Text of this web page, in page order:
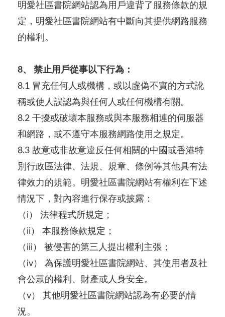
明愛社區書院網站認為用戶違背了服務條款的規
定，明愛社區書院網站有中斷向其提供網路服務
的權利。
8、 禁止用戶從事以下行為：
8.1 冒充任何人或機構，或以虛偽不實的方式訛
稱或使人誤認為與任何人或任何機構有關。
8.2 干擾或破壞本服務或與本服務相連的伺服器
和網路，或不遵守本服務網路使用之規定。
8.3 故意或非故意違反任何相關的中國或香港特
別行政區法律、法規、規章、條例等其他具有法
律效力的規範。明愛社區書院網站有權利在下述
情況下，對內容進行保存或披露：
（i） 法律程式所規定；
（ii） 本服務條款規定；
（iii） 被侵害的第三人提出權利主張；
（iv） 為保護明愛社區書院網站、其使用者及社
會公眾的權利、財產或人身安全。
（v） 其他明愛社區書院網站認為有必要的情
況。